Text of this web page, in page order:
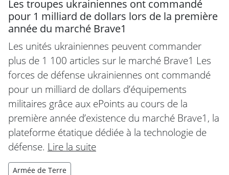
Les troupes ukrainiennes ont commandé
pour 1 milliard de dollars lors de la première
année du marché Brave1
Les unités ukrainiennes peuvent commander
plus de 1 100 articles sur le marché Brave1 Les
forces de défense ukrainiennes ont commandé
pour un milliard de dollars d’équipements
militaires grâce aux ePoints au cours de la
première année d’existence du marché Brave1, la
plateforme étatique dédiée à la technologie de
défense. Lire la suite
Armée de Terre